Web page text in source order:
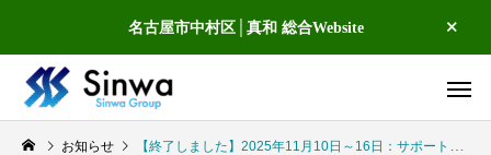
名古屋市中村区│真和 総合Website
お知らせ 【終了しました】2025年11月10日～16日：サポート窓口（一部予約）窓口臨時休業のお知らせ